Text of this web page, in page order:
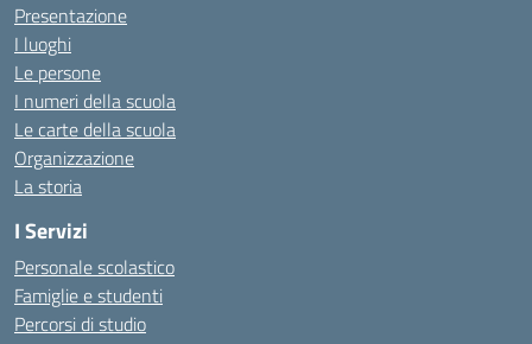
Presentazione
I luoghi
Le persone
I numeri della scuola
Le carte della scuola
Organizzazione
La storia
I Servizi
Personale scolastico
Famiglie e studenti
Percorsi di studio